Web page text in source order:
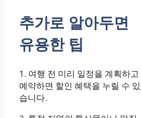
추가로 알아두면
유용한 팁
1. 여행 전 미리 일정을 계획하고
예약하면 할인 혜택을 누릴 수 있
습니다.